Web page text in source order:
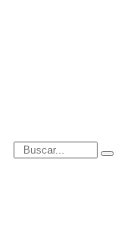
Introduce términos de